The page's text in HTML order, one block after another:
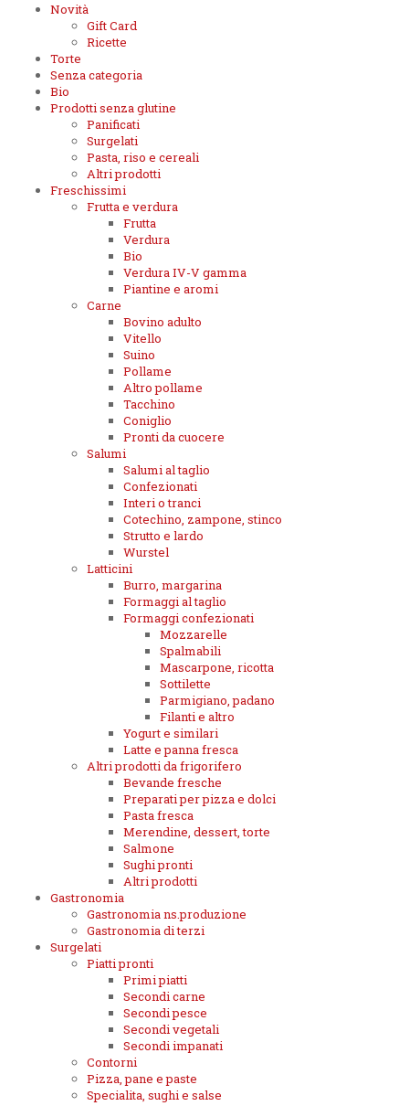
Novità
Gift Card
Ricette
Torte
Senza categoria
Bio
Prodotti senza glutine
Panificati
Surgelati
Pasta, riso e cereali
Altri prodotti
Freschissimi
Frutta e verdura
Frutta
Verdura
Bio
Verdura IV-V gamma
Piantine e aromi
Carne
Bovino adulto
Vitello
Suino
Pollame
Altro pollame
Tacchino
Coniglio
Pronti da cuocere
Salumi
Salumi al taglio
Confezionati
Interi o tranci
Cotechino, zampone, stinco
Strutto e lardo
Wurstel
Latticini
Burro, margarina
Formaggi al taglio
Formaggi confezionati
Mozzarelle
Spalmabili
Mascarpone, ricotta
Sottilette
Parmigiano, padano
Filanti e altro
Yogurt e similari
Latte e panna fresca
Altri prodotti da frigorifero
Bevande fresche
Preparati per pizza e dolci
Pasta fresca
Merendine, dessert, torte
Salmone
Sughi pronti
Altri prodotti
Gastronomia
Gastronomia ns.produzione
Gastronomia di terzi
Surgelati
Piatti pronti
Primi piatti
Secondi carne
Secondi pesce
Secondi vegetali
Secondi impanati
Contorni
Pizza, pane e paste
Specialita, sughi e salse